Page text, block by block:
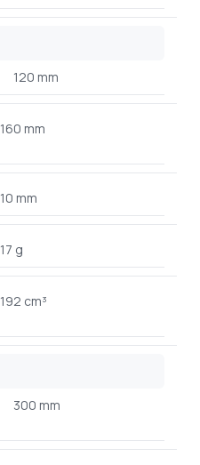
120 mm
160 mm
10 mm
17 g
192 cm³
300 mm